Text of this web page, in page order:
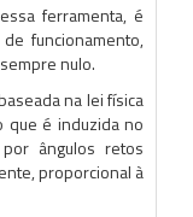
ferramenta, é
funcionamento,
nulo.
na lei física
que é induzida no
ângulos retos
proporcional à